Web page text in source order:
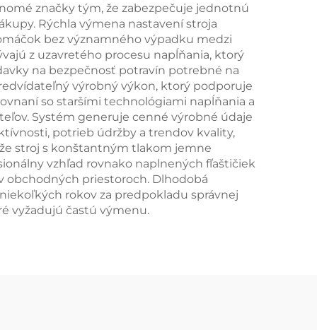
značky tým, že zabezpečuje jednotnú
Rýchla výmena nastavení stroja
bez významného výpadku medzi
z uzavretého procesu napĺňania, ktorý
na bezpečnosť potravín potrebné na
výrobný výkon, ktorý podporuje
so staršími technológiami napĺňania a
Systém generuje cenné výrobné údaje
potrieb údržby a trendov kvality,
stroj s konštantným tlakom jemne
vzhľad rovnako naplnených fľaštičiek
obchodných priestoroch. Dlhodobá
rokov za predpokladu správnej
vyžadujú častú výmenu.